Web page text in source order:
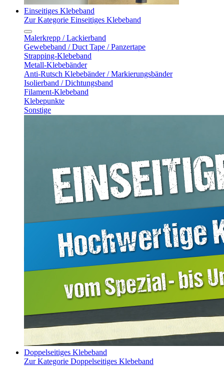
Einseitiges Klebeband
Zur Kategorie Einseitiges Klebeband
Malerkrepp / Lackierband
Gewebeband / Duct Tape / Panzertape
Strapping-Klebeband
Metall-Klebebänder
Anti-Rutsch Klebebänder / Markierungsbänder
Isolierband / Dichtungsband
Filament-Klebeband
Klebepunkte
Sonstige
Doppelseitiges Klebeband
Zur Kategorie Doppelseitiges Klebeband